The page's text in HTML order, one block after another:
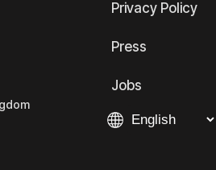
Privacy Policy
Press
Jobs